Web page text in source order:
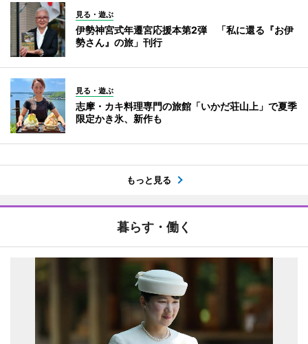
見る・遊ぶ
伊勢神宮式年遷宮応援本第2弾 「私に還る『お伊
勢さん』の旅」刊行
見る・遊ぶ
志摩・カキ料理専門の旅館「いかだ荘山上」で夏季
限定かき氷、新作も
もっと見る
暮らす・働く